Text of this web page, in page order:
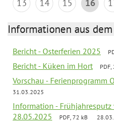
13
14 15 16
Informationen aus
Bericht - Osterferien 2025
Bericht - Küken im Hort
Vorschau - Ferienprogramm
31.03.2025
Information -
28.05.2025
PDF, 72 kB